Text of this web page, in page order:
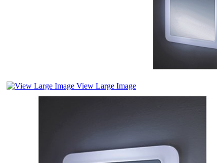
View Large Image